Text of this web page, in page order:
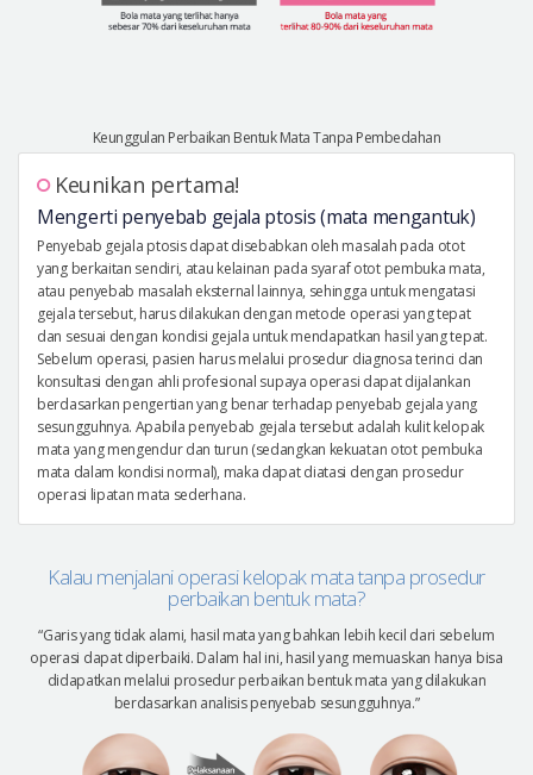
Keunggulan Perbaikan Bentuk Mata Tanpa Pembedahan
Keunikan pertama!
Mengerti penyebab gejala ptosis (mata mengantuk)
Penyebab gejala ptosis dapat disebabkan oleh masalah pada otot
yang berkaitan sendiri, atau kelainan pada syaraf otot pembuka mata,
atau penyebab masalah eksternal lainnya, sehingga untuk mengatasi
gejala tersebut, harus dilakukan dengan metode operasi yang tepat
dan sesuai dengan kondisi gejala untuk mendapatkan hasil yang tepat.
Sebelum operasi, pasien harus melalui prosedur diagnosa terinci dan
konsultasi dengan ahli profesional supaya operasi dapat dijalankan
berdasarkan pengertian yang benar terhadap penyebab gejala yang
sesungguhnya. Apabila penyebab gejala tersebut adalah kulit kelopak
mata yang mengendur dan turun (sedangkan kekuatan otot pembuka
mata dalam kondisi normal), maka dapat diatasi dengan prosedur
operasi lipatan mata sederhana.
Kalau menjalani operasi kelopak mata tanpa prosedur
perbaikan bentuk mata?
“Garis yang tidak alami, hasil mata yang bahkan lebih kecil dari sebelum
operasi dapat diperbaiki. Dalam hal ini, hasil yang memuaskan hanya bisa
didapatkan melalui prosedur perbaikan bentuk mata yang dilakukan
berdasarkan analisis penyebab sesungguhnya.”